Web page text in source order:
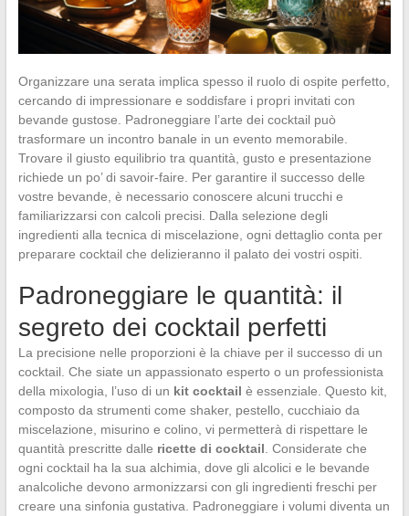
Organizzare una serata implica spesso il ruolo di ospite perfetto,
cercando di impressionare e soddisfare i propri invitati con
bevande gustose. Padroneggiare l’arte dei cocktail può
trasformare un incontro banale in un evento memorabile.
Trovare il giusto equilibrio tra quantità, gusto e presentazione
richiede un po’ di savoir-faire. Per garantire il successo delle
vostre bevande, è necessario conoscere alcuni trucchi e
familiarizzarsi con calcoli precisi. Dalla selezione degli
ingredienti alla tecnica di miscelazione, ogni dettaglio conta per
preparare cocktail che delizieranno il palato dei vostri ospiti.
Padroneggiare le quantità: il
segreto dei cocktail perfetti
La precisione nelle proporzioni è la chiave per il successo di un
cocktail. Che siate un appassionato esperto o un professionista
della mixologia, l’uso di un kit cocktail è essenziale. Questo kit,
composto da strumenti come shaker, pestello, cucchiaio da
miscelazione, misurino e colino, vi permetterà di rispettare le
quantità prescritte dalle ricette di cocktail . Considerate che
ogni cocktail ha la sua alchimia, dove gli alcolici e le bevande
analcoliche devono armonizzarsi con gli ingredienti freschi per
creare una sinfonia gustativa. Padroneggiare i volumi diventa un